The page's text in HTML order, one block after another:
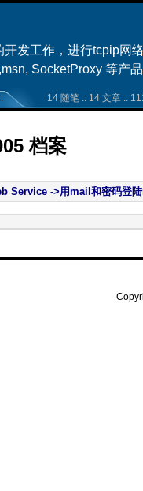
发工作，进行tcpip网
SocketProxy 等产
:: 14 随笔 :: 14 文章 ::
档案
Service ->用mail和密码登